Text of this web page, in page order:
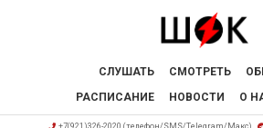
СЛУШАТЬ СМОТРЕТЬ
РАСПИСАНИЕ
НОВОСТИ О
+7(921)326-2020 (телефон/SMS/Telegram/Макс)